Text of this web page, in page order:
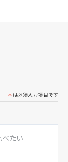
＊ は必須入力項目です